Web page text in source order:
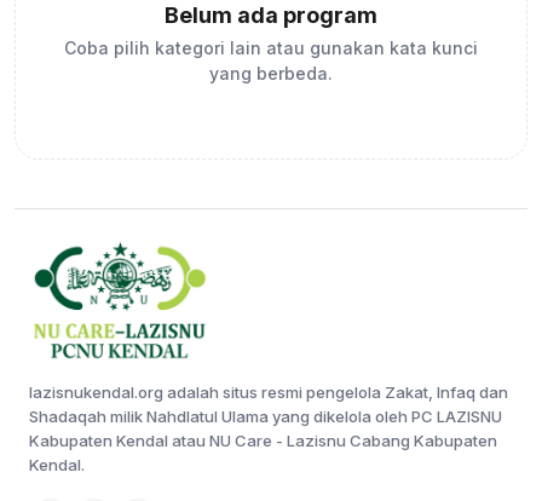
Belum ada program
Coba pilih kategori lain atau gunakan kata kunci
yang berbeda.
lazisnukendal.org adalah situs resmi pengelola Zakat, Infaq dan
Shadaqah milik Nahdlatul Ulama yang dikelola oleh PC LAZISNU
Kabupaten Kendal atau NU Care - Lazisnu Cabang Kabupaten
Kendal.